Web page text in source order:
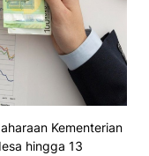
Kementerian
hingga 13